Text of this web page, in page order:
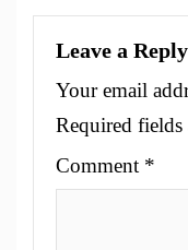
Leave a Reply
Your email
Required fields
Comment *